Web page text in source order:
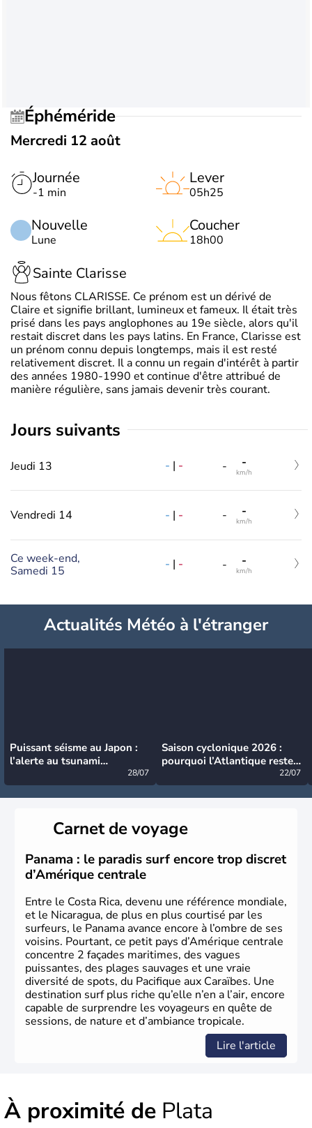
Éphéméride
Mercredi 12 août
Journée
-1 min
Nouvelle
Lune
Lever
05h25
Coucher
18h00
Sainte Clarisse
Nous fêtons CLARISSE. Ce prénom est un dérivé de
Claire et signifie brillant, lumineux et fameux. Il était très
prisé dans les pays anglophones au 19e siècle, alors qu'il
restait discret dans les pays latins. En France, Clarisse est
un prénom connu depuis longtemps, mais il est resté
relativement discret. Il a connu un regain d'intérêt à partir
des années 1980-1990 et continue d'être attribué de
manière régulière, sans jamais devenir très courant.
jours suivants
Jeudi 13 - | - - -
km/h
Vendredi 14 - | - - -
km/h
Ce week-end,
Samedi 15
- | - - -
km/h
Actualités Météo à l'étranger
Puissant séisme au Japon :
l’alerte au tsunami
28/07
Saison cyclonique 2026 :
pourquoi l’Atlantique reste
22/07
Carnet de voyage
Panama : le paradis surf encore trop discret
d’Amérique centrale
Entre le Costa Rica, devenu une référence mondiale,
et le Nicaragua, de plus en plus courtisé par les
surfeurs, le Panama avance encore à l’ombre de ses
voisins. Pourtant, ce petit pays d’Amérique centrale
concentre 2 façades maritimes, des vagues
puissantes, des plages sauvages et une vraie
diversité de spots, du Pacifique aux Caraïbes. Une
destination surf plus riche qu’elle n’en a l’air, encore
capable de surprendre les voyageurs en quête de
sessions, de nature et d’ambiance tropicale.
Lire l'article
À proximité de Plata